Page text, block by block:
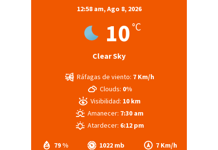
12:58 am,Ago 8, 2026
10 °C
Clear Sky
79 % 1022 mb 7 Km/h
Ráfagas de viento: 7 Km/h
Clouds: 0%
Visibilidad: 10 km
Amanecer: 7:30 am
Atardecer: 6:12 pm